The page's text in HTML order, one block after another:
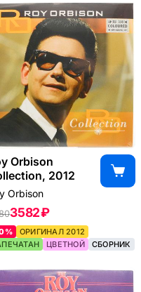
Orbison
2012
Orbison
3582 ₽
ОРИГИНАЛ 2012
ЦВЕТНОЙ СБОРНИК